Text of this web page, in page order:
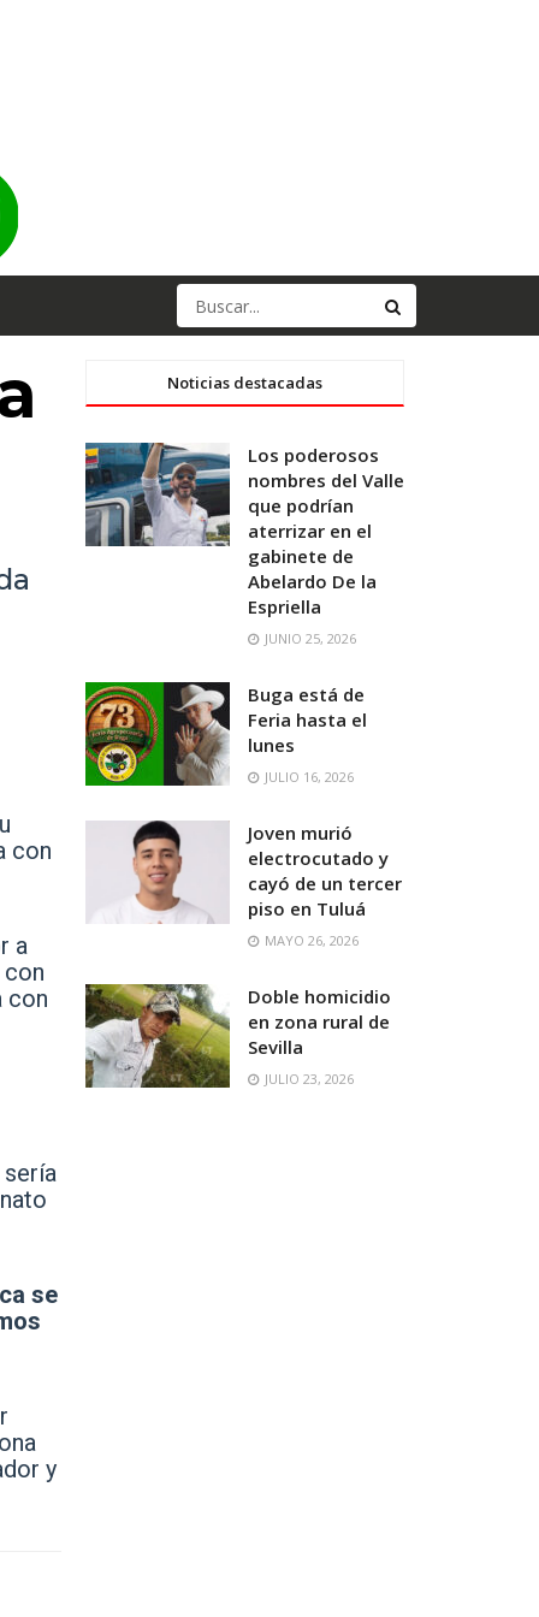
con
a
con
se
y
Noticias destacadas
Los poderosos
nombres del Valle
que podrían
aterrizar en el
gabinete de
Abelardo De la
Espriella
JUNIO 25, 2026
Buga está de
Feria hasta el
lunes
JULIO 16, 2026
Joven murió
electrocutado y
cayó de un tercer
piso en Tuluá
MAYO 26, 2026
Doble homicidio
en zona rural de
Sevilla
JULIO 23, 2026